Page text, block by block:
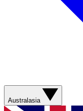
Australasia